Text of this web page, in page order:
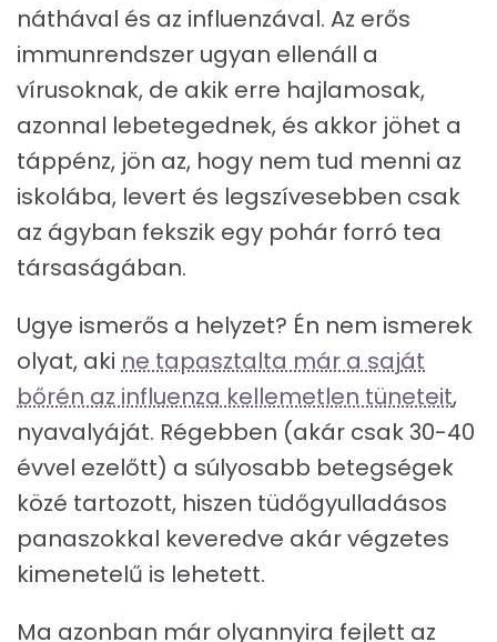
náthával és az influenzával. Az erős
immunrendszer ugyan ellenáll a
vírusoknak, de akik erre hajlamosak,
azonnal lebetegednek, és akkor jöhet a
táppénz, jön az, hogy nem tud menni az
iskolába, levert és legszívesebben csak
az ágyban fekszik egy pohár forró tea
társaságában.
Ugye ismerős a helyzet? Én nem ismerek
olyat, aki ne tapasztalta már a saját
bőrén az influenza kellemetlen tüneteit,
nyavalyáját. Régebben (akár csak 30-40
évvel ezelőtt) a súlyosabb betegségek
közé tartozott, hiszen tüdőgyulladásos
panaszokkal keveredve akár végzetes
kimenetelű is lehetett.
Ma azonban már olyannyira fejlett az